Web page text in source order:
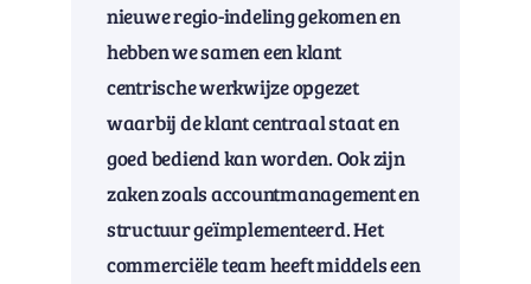
nieuwe regio-indeling gekomen en
hebben we samen een klant
centrische werkwijze opgezet
waarbij de klant centraal staat en
goed bediend kan worden. Ook zijn
zaken zoals accountmanagement en
structuur geïmplementeerd. Het
commerciële team heeft middels een